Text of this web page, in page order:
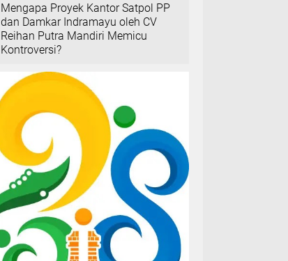
Mengapa Proyek Kantor Satpol PP
dan Damkar Indramayu oleh CV
Reihan Putra Mandiri Memicu
Kontroversi?